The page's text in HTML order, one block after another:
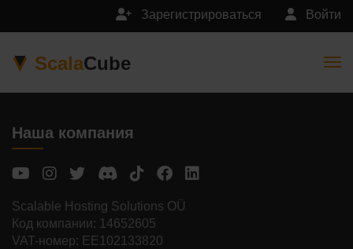
Войти
Зарегистрироваться
ScalaCube
Наша компания
Scalable Hosting Solutions OÜ
Код компании: 14652605
VAT-номер: EE102133820